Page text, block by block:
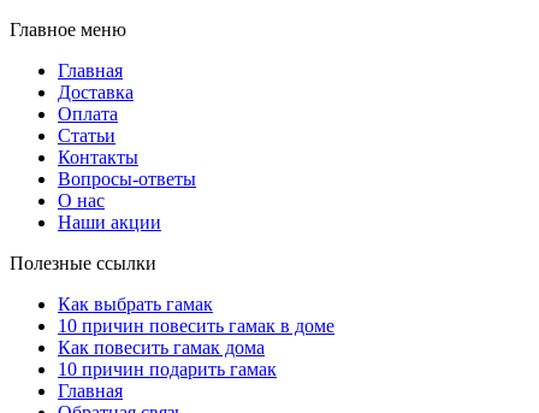
Главное меню
Главная
Доставка
Оплата
Статьи
Контакты
Вопросы-ответы
О нас
Наши акции
Полезные ссылки
Как выбрать гамак
10 причин повесить гамак в доме
Как повесить гамак дома
10 причин подарить гамак
Главная